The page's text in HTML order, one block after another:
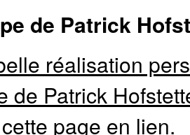
de Patrick
réalisation
de Patrick
page en lien.